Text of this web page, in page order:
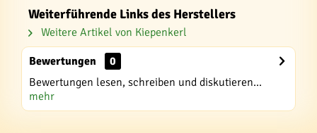
Weiterführende Links des Herstellers
Weitere Artikel von Kiepenkerl
Bewertungen
0
Bewertungen lesen, schreiben und diskutieren...
mehr